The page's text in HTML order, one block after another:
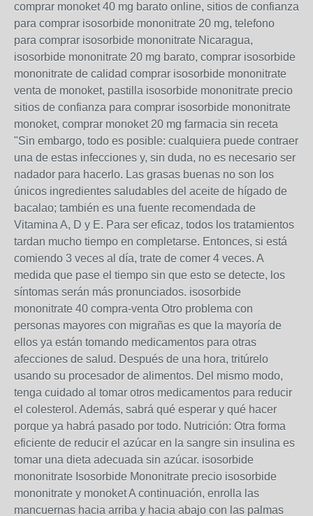
comprar monoket 40 mg barato online, sitios de confianza
para comprar isosorbide mononitrate 20 mg, telefono
para comprar isosorbide mononitrate Nicaragua,
isosorbide mononitrate 20 mg barato, comprar isosorbide
mononitrate de calidad comprar isosorbide mononitrate
venta de monoket, pastilla isosorbide mononitrate precio
sitios de confianza para comprar isosorbide mononitrate
monoket, comprar monoket 20 mg farmacia sin receta
"Sin embargo, todo es posible: cualquiera puede contraer
una de estas infecciones y, sin duda, no es necesario ser
nadador para hacerlo. Las grasas buenas no son los
únicos ingredientes saludables del aceite de hígado de
bacalao; también es una fuente recomendada de
Vitamina A, D y E. Para ser eficaz, todos los tratamientos
tardan mucho tiempo en completarse. Entonces, si está
comiendo 3 veces al día, trate de comer 4 veces. A
medida que pase el tiempo sin que esto se detecte, los
síntomas serán más pronunciados. isosorbide
mononitrate 40 compra-venta Otro problema con
personas mayores con migrañas es que la mayoría de
ellos ya están tomando medicamentos para otras
afecciones de salud. Después de una hora, tritúrelo
usando su procesador de alimentos. Del mismo modo,
tenga cuidado al tomar otros medicamentos para reducir
el colesterol. Además, sabrá qué esperar y qué hacer
porque ya habrá pasado por todo. Nutrición: Otra forma
eficiente de reducir el azúcar en la sangre sin insulina es
tomar una dieta adecuada sin azúcar. isosorbide
mononitrate Isosorbide Mononitrate precio isosorbide
mononitrate y monoket A continuación, enrolla las
mancuernas hacia arriba y hacia abajo con las palmas